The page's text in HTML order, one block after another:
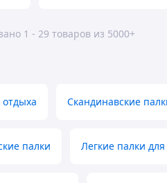
1 - 29 товаров из 5000+
отдыха Скандинавские
палки Легкие палки